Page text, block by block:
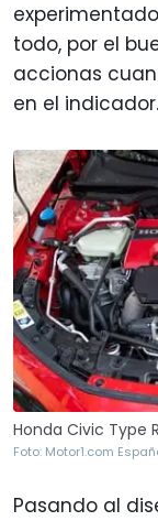
todo, por el
accionas
en el indicador.
Honda Civic Type
Foto: Motor1.com
Pasando al